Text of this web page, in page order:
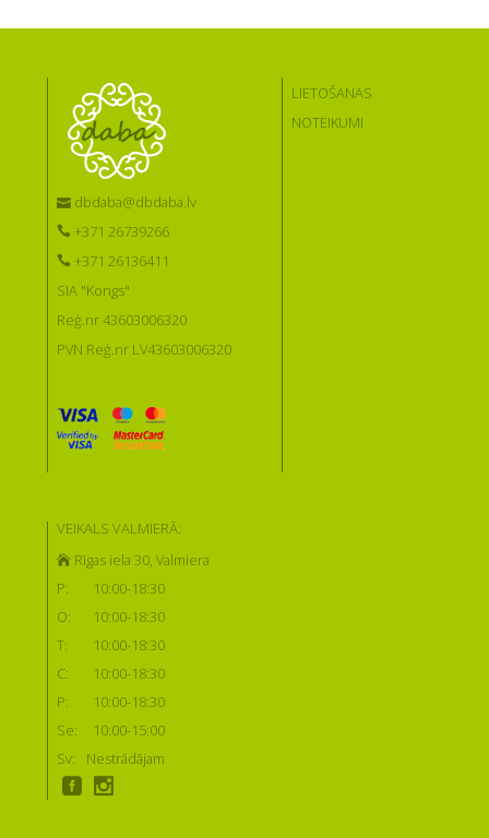
dbdaba@dbdaba.lv
+371 26739266
+371 26136411
SIA "Kongs"
Reģ.nr 43603006320
PVN Reģ.nr LV43603006320
LIETOŠANAS
NOTEIKUMI
VEIKALS VALMIERĀ:
Rīgas iela 30, Valmiera
P:
10:00-18:30
O:
10:00-18:30
T:
10:00-18:30
C:
10:00-18:30
P:
10:00-18:30
Se:
10:00-15:00
Sv:
Nestrādājam